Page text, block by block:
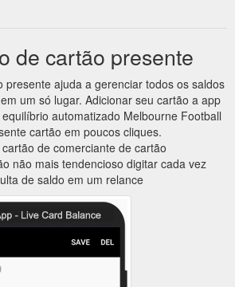
de cartão presente
presente ajuda a gerenciar todos os saldos
um só lugar. Adicionar seu cartão a app
automatizado Melbourne Football
cartão em poucos cliques.
de comerciante de cartão
não mais tendencioso digitar cada vez
de saldo em um relance